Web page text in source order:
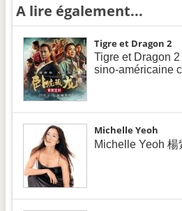
A lire également...
Tigre et Dragon 2
Tigre et Dragon
sino-américaine
Michelle Yeoh
Michelle Yeoh 楊